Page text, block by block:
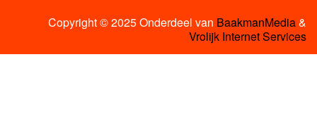
Copyright © 2025 Onderdeel van BaakmanMedia&
Vrolijk Internet Services